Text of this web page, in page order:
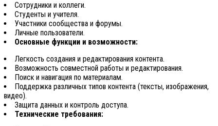
Сотрудники и коллеги.
Студенты и учителя.
Участники сообщества и форумы.
Личные пользователи.
Основные функции и возможности:
Легкость создания и редактирования контента.
Возможность совместной работы и редактирования.
Поиск и навигация по материалам.
Поддержка различных типов контента (тексты, изображения,
видео).
Защита данных и контроль доступа.
Технические требования: